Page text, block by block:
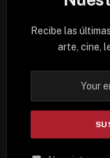
Recibe las
arte, cine,